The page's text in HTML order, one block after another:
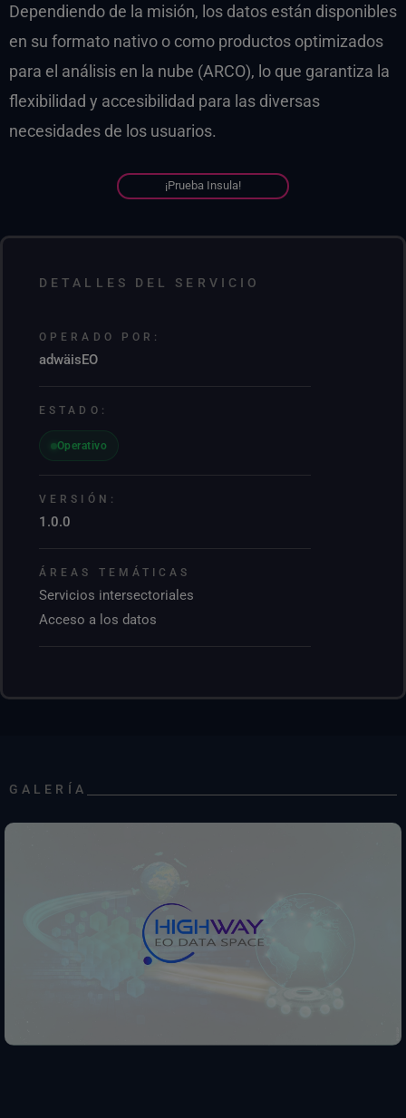
Dependiendo de la misión, los datos están disponibles
en su formato nativo o como productos optimizados
para el análisis en la nube (ARCO), lo que garantiza la
flexibilidad y accesibilidad para las diversas
necesidades de los usuarios.
¡Prueba Insula!
DETALLES DEL SERVICIO
OPERADO POR:
adwäisEO
ESTADO:
Operativo
VERSIÓN:
1.0.0
ÁREAS TEMÁTICAS
Servicios intersectoriales
Acceso a los datos
GALERÍA